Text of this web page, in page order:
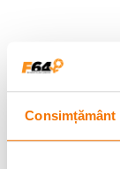
Consimțământ